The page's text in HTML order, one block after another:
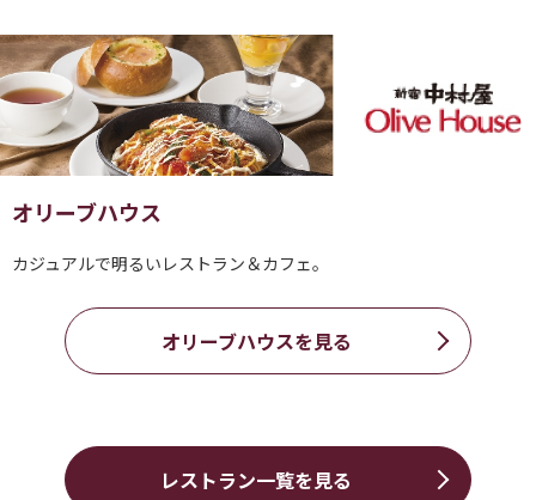
オリーブハウス
カジュアルで明るいレストラン＆カフェ。
オリーブハウスを見る
レストラン一覧を見る